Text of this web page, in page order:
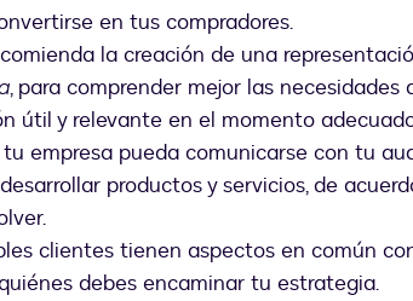
en tus compradores.
la creación de una
, para comprender mejor las necesidades
útil y relevante en el momento
empresa pueda comunicarse con tu
productos y servicios, de
clientes tienen aspectos en común
debes encaminar tu estrategia.